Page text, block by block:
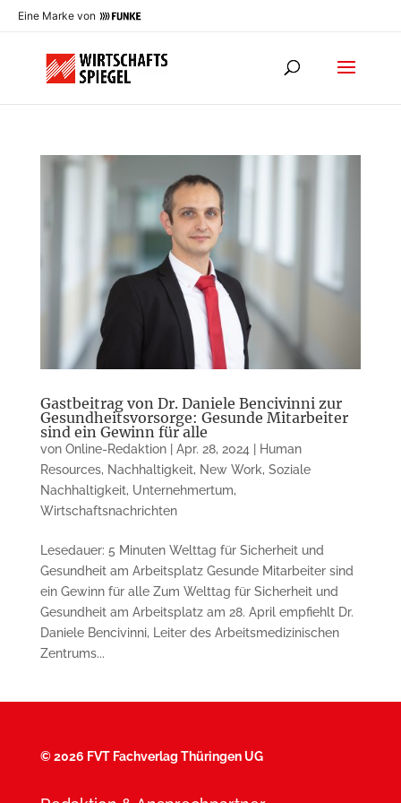
Eine Marke von
Gastbeitrag von Dr. Daniele Bencivinni zur
Gesundheitsvorsorge: Gesunde Mitarbeiter
sind ein Gewinn für alle
von Online-Redaktion| Apr. 28, 2024
Human
Resources, Nachhaltigkeit, New Work, Soziale
Nachhaltigkeit, Unternehmertum,
Wirtschaftsnachrichten
Lesedauer: 5 Minuten Welttag für Sicherheit und
Gesundheit am Arbeitsplatz Gesunde Mitarbeiter sind
ein Gewinn für alle Zum Welttag für Sicherheit und
Gesundheit am Arbeitsplatz am 28. April empfiehlt Dr.
Daniele Bencivinni, Leiter des Arbeitsmedizinischen
Zentrums...
©2026 FVT Fachverlag Thüringen UG